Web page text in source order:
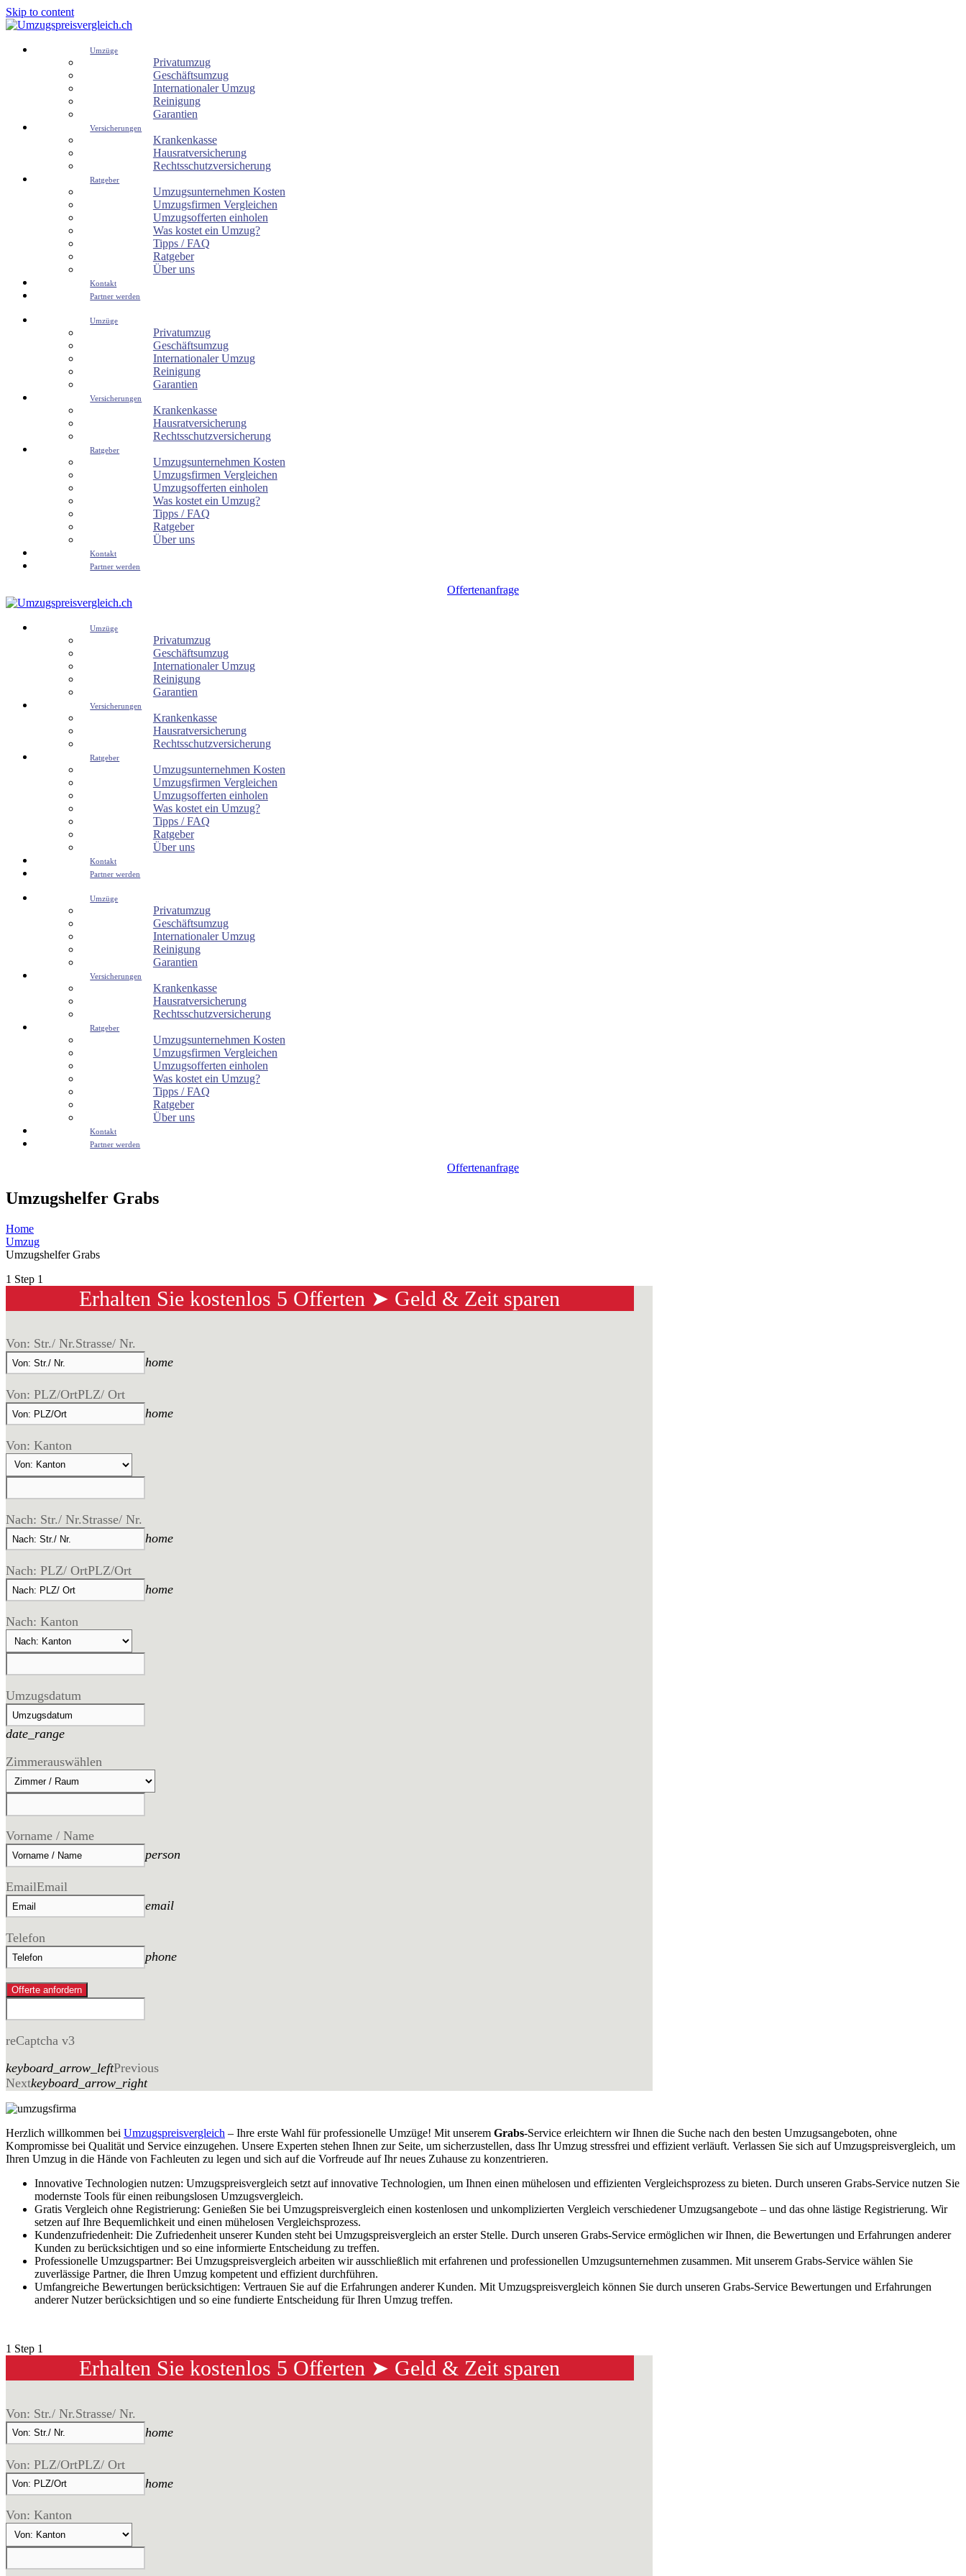
Skip to content
Umzüge
Privatumzug
Geschäftsumzug
Internationaler Umzug
Reinigung
Garantien
Versicherungen
Krankenkasse
Hausratversicherung
Rechtsschutzversicherung
Ratgeber
Umzugsunternehmen Kosten
Umzugsfirmen Vergleichen
Umzugsofferten einholen
Was kostet ein Umzug?
Tipps / FAQ
Ratgeber
Über uns
Kontakt
Partner werden
Umzüge
Privatumzug
Geschäftsumzug
Internationaler Umzug
Reinigung
Garantien
Versicherungen
Krankenkasse
Hausratversicherung
Rechtsschutzversicherung
Ratgeber
Umzugsunternehmen Kosten
Umzugsfirmen Vergleichen
Umzugsofferten einholen
Was kostet ein Umzug?
Tipps / FAQ
Ratgeber
Über uns
Kontakt
Partner werden
Offertenanfrage
Umzüge
Privatumzug
Geschäftsumzug
Internationaler Umzug
Reinigung
Garantien
Versicherungen
Krankenkasse
Hausratversicherung
Rechtsschutzversicherung
Ratgeber
Umzugsunternehmen Kosten
Umzugsfirmen Vergleichen
Umzugsofferten einholen
Was kostet ein Umzug?
Tipps / FAQ
Ratgeber
Über uns
Kontakt
Partner werden
Umzüge
Privatumzug
Geschäftsumzug
Internationaler Umzug
Reinigung
Garantien
Versicherungen
Krankenkasse
Hausratversicherung
Rechtsschutzversicherung
Ratgeber
Umzugsunternehmen Kosten
Umzugsfirmen Vergleichen
Umzugsofferten einholen
Was kostet ein Umzug?
Tipps / FAQ
Ratgeber
Über uns
Kontakt
Partner werden
Offertenanfrage
Umzugshelfer Grabs
Home
Umzug
Umzugshelfer Grabs
1 Step 1
Erhalten Sie kostenlos 5 Offerten ➤ Geld & Zeit sparen
Von: Str./ Nr.Strasse/ Nr.
home
Von: PLZ/OrtPLZ/ Ort
home
Von: Kanton
Nach: Str./ Nr.Strasse/ Nr.
home
Nach: PLZ/ OrtPLZ/Ort
home
Nach: Kanton
Umzugsdatum
date_range
Zimmerauswählen
Vorname / Name
person
EmailEmail
email
Telefon
phone
Offerte anfordern
reCaptcha v3
keyboard_arrow_leftPrevious
Nextkeyboard_arrow_right
Herzlich willkommen bei Umzugspreisvergleich – Ihre erste Wahl für professionelle Umzüge! Mit unserem Grabs-Service erleichtern wir Ihnen die Suche nach den besten Umzugsangeboten, ohne
Kompromisse bei Qualität und Service einzugehen. Unsere Experten stehen Ihnen zur Seite, um sicherzustellen, dass Ihr Umzug stressfrei und effizient verläuft. Verlassen Sie sich auf Umzugspreisvergleich, um
Ihren Umzug in die Hände von Fachleuten zu legen und sich auf die Vorfreude auf Ihr neues Zuhause zu konzentrieren.
Innovative Technologien nutzen: Umzugspreisvergleich setzt auf innovative Technologien, um Ihnen einen mühelosen und effizienten Vergleichsprozess zu bieten. Durch unseren Grabs-Service nutzen Sie
modernste Tools für einen reibungslosen Umzugsvergleich.
Gratis Vergleich ohne Registrierung: Genießen Sie bei Umzugspreisvergleich einen kostenlosen und unkomplizierten Vergleich verschiedener Umzugsangebote – und das ohne lästige Registrierung. Wir
setzen auf Ihre Bequemlichkeit und einen mühelosen Vergleichsprozess.
Kundenzufriedenheit: Die Zufriedenheit unserer Kunden steht bei Umzugspreisvergleich an erster Stelle. Durch unseren Grabs-Service ermöglichen wir Ihnen, die Bewertungen und Erfahrungen anderer
Kunden zu berücksichtigen und so eine informierte Entscheidung zu treffen.
Professionelle Umzugspartner: Bei Umzugspreisvergleich arbeiten wir ausschließlich mit erfahrenen und professionellen Umzugsunternehmen zusammen. Mit unserem Grabs-Service wählen Sie
zuverlässige Partner, die Ihren Umzug kompetent und effizient durchführen.
Umfangreiche Bewertungen berücksichtigen: Vertrauen Sie auf die Erfahrungen anderer Kunden. Mit Umzugspreisvergleich können Sie durch unseren Grabs-Service Bewertungen und Erfahrungen
anderer Nutzer berücksichtigen und so eine fundierte Entscheidung für Ihren Umzug treffen.
1 Step 1
Erhalten Sie kostenlos 5 Offerten ➤ Geld & Zeit sparen
Von: Str./ Nr.Strasse/ Nr.
home
Von: PLZ/OrtPLZ/ Ort
home
Von: Kanton